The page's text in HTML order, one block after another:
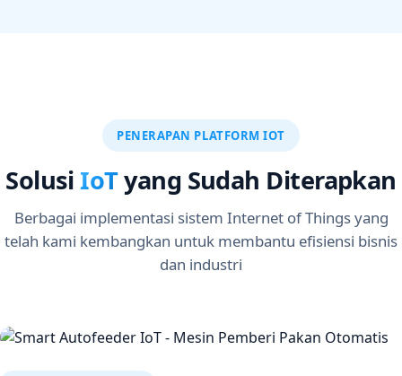
PENERAPAN PLATFORM IOT
SolusiIoTyang Sudah Diterapkan
Berbagai implementasi sistem Internet of Things yang
telah kami kembangkan untuk membantu efisiensi bisnis
dan industri